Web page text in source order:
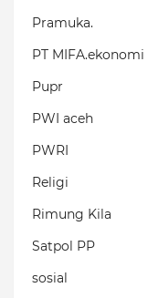
Pramuka.
PT MIFA.ekonomi
Pupr
PWI aceh
PWRI
Religi
Rimung Kila
Satpol PP
sosial